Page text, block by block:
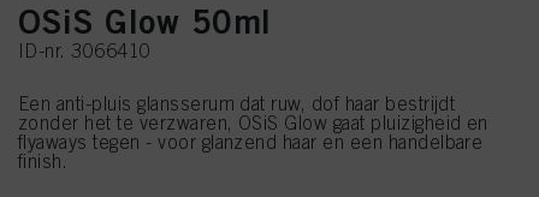
OSiS Glow 50ml
ID-nr. 3066410
Een anti-pluis glansserum dat ruw, dof haar bestrijdt
zonder het te verzwaren, OSiS Glow gaat pluizigheid en
flyaways tegen - voor glanzend haar en een handelbare
finish.